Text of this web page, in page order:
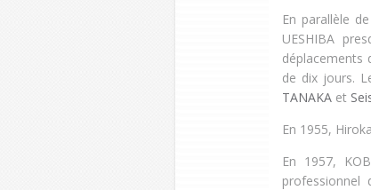
En parallèle
UESHIBA
déplacements
de dix jours.
TANAKA et
En 1955,
En 1957,
professionnel